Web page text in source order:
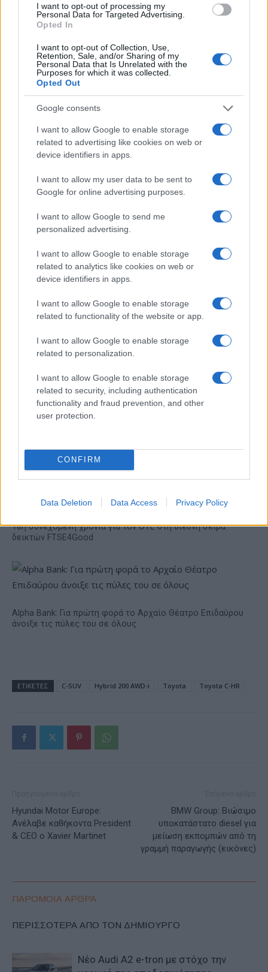
I want to opt-out of processing my
Personal Data for Targeted Advertising.
Opted In
I want to opt-out of Collection, Use,
Retention, Sale, and/or Sharing of my
Personal Data that Is Unrelated with the
Purposes for which it was collected.
Opted Out
Google consents
I want to allow Google to enable storage
related to advertising like cookies on web or
device identifiers in apps.
I want to allow my user data to be sent to
Google for online advertising purposes.
I want to allow Google to send me
personalized advertising.
I want to allow Google to enable storage
related to analytics like cookies on web or
device identifiers in apps.
I want to allow Google to enable storage
related to functionality of the website or app.
I want to allow Google to enable storage
related to personalization.
I want to allow Google to enable storage
related to security, including authentication
functionality and fraud prevention, and other
user protection.
CONFIRM
Data Deletion Data Access Privacy Policy
Ελληνική Αναπτυξιακή Τράπεζα: Με «προίκα» 2 δισ. ευρώ
ανοίγει δρόμο για δάνεια έως 5 δισ. σε μικρομεσαίες
Β.Σ. Καρούλιας: Τζίρος 98,7
κερδών 57% - Τα νέα
στοιχήματα σε low & non
alcohol
Deloitte Ελλάδος:
σύμβουλος της ΔΕΗ για την
είσοδο στην πολωνική
Η Chery επενδύει 75 εκατ. δολάρια στην KG Mobility
από 18.990 ευρώ
το 2028
18η συνεχόμενη χρονιά για τον ΟΤΕ στη διεθνή σειρά
δεικτών FTSE4Good
Alpha Bank: Για πρώτη φορά το Αρχαίο Θέατρο Επιδαύρου
άνοιξε τις πύλες του σε όλους
ΕΤΙΚΕΤΕΣ C-SUV Hybrid 200 AWD-i Toyota Toyota C-HR
Hyundai Motor Europe:
Ανέλαβε καθήκοντα President
& CEO ο Xavier Martinet
BMW Group: Βιώσιμο
υποκατάστατο diesel για
μείωση εκπομπών από τη
γραμμή παραγωγής (εικόνες)
ΠΑΡΟΜΟΙΑ ΑΡΘΡΑ
ΠΕΡΙΣΣΟΤΕΡΑ ΑΠΟ ΤΟΝ ΔΗΜΙΟΥΡΓΟ
Νέο Audi A2 e-tron με στόχο την